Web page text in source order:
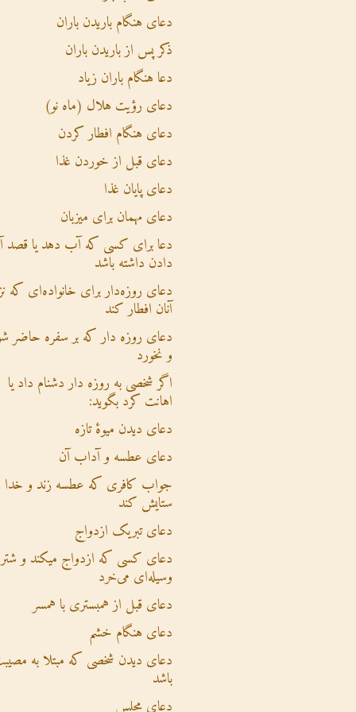
دعای هنگام باریدن باران
ذکر پس از باریدن باران
دعا هنگام باران زیاد
دعای رؤیت هلال (ماه نو)
دعای هنگام افطار کردن
دعای قبل از خوردن غذا
دعای پایان غذا
دعای مهمان برای میزبان
دعا برای کسی که آب دهد یا
دادن داشته باشد
دعای روزه‌دار برای خانواده‌ای که
آنان افطار کند
دعای روزه دار که بر سفره حاضر
و نخورد
اگر شخصی به روزه دار دشنام داد یا
اهانت کرد بگوید:
دعای دیدن میوۀ تازه
دعای عطسه و آداب آن
جواب کافری که عطسه زند و خدا
ستایش کند
دعای تبریک ازدواج
دعای کسی که ازدواج میکند و شتر
وسیله‌ای می‌خرد
دعای قبل از همبستری با همسر
دعای هنگام خشم
دعای دیدن شخصی که مبتلا به
باشد
دعای مجلس